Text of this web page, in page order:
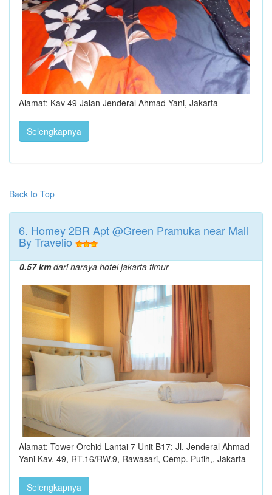
Alamat: Kav 49 Jalan Jenderal Ahmad Yani, Jakarta
Selengkapnya
Back to Top
6. Homey 2BR Apt @Green Pramuka near Mall
By Travelio
0.57 kmdari naraya hotel jakarta timur
Alamat: Tower Orchid Lantai 7 Unit B17; Jl. Jenderal Ahmad
Yani Kav. 49, RT.16/RW.9, Rawasari, Cemp. Putih,, Jakarta
Selengkapnya